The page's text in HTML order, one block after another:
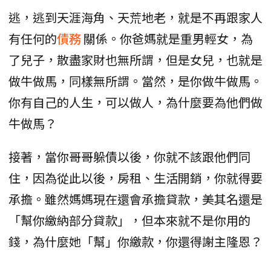
逃，逃到天涯海角、天荒地老，就是不再跟家人
有任何的債務關係。你爸媽就是重男輕女，為
了兒子，散盡家財也無所謂，但是女兒，也就是
做牛做馬，同樣無所謂。當然，是你做牛做馬。
你有自己的人生，可以做人，為什麼要為他們做
牛做馬？
接著，當你哥哥躲債以後，你就不該跟他們同
住，因為從此以後，房租、生活開銷，你就得要
承擔。雖然媽媽現在還會承擔貸款，美其名還是
「幫你繳納部分貸款」，但本來就不是你用的
錢，為什麼她「幫」你繳款，你還得謝主隆恩？